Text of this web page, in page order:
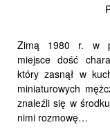
Zimą 1980 r. w
miejsce dość
który zasnął w
miniaturowych
znaleźli się w
nimi rozmowę…